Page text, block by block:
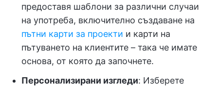
предоставя шаблони за различни случаи
на употреба, включително създаване на
пътни карти за проекти и карти на
пътуването на клиентите – така че имате
основа, от която да започнете.
Персонализирани изгледи: Изберете